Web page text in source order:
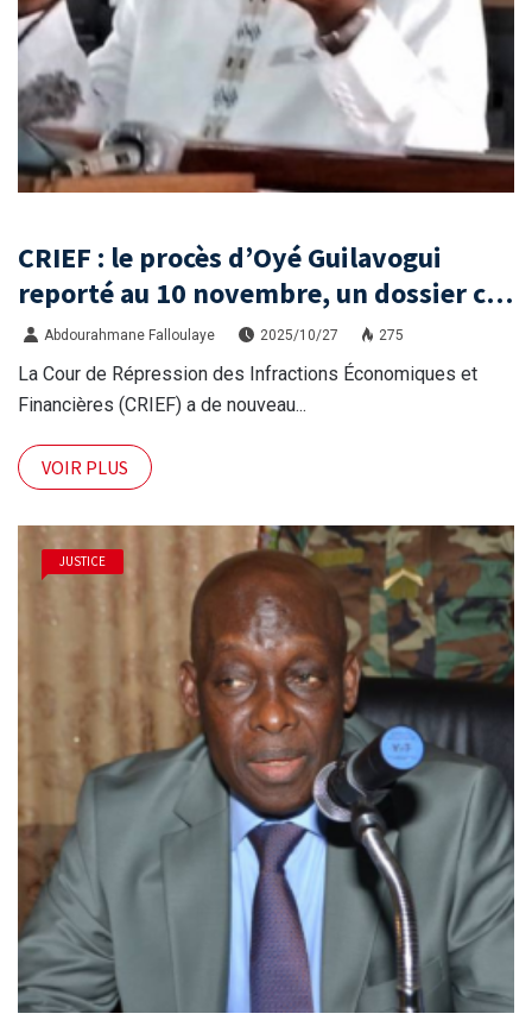
CRIEF : le procès d’Oyé Guilavogui
reporté au 10 novembre, un dossier clé
de la lutte anticorruption en Guinée.
Abdourahmane Falloulaye 2025/10/27 275
La Cour de Répression des Infractions Économiques et
Financières (CRIEF) a de nouveau...
VOIR PLUS
JUSTICE